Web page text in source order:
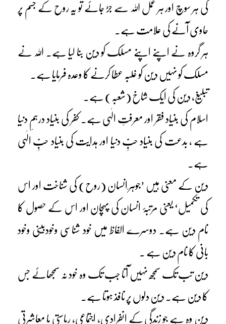
کی ہر سوچ اور ہر عمل اللہ سے جڑ جائے تو یہ روح کے جسم پر
حاوی آنے کی علامت ہے۔
ہر گروہ نے اپنے اپنے مسلک کو دین بنا لیا ہے۔ اللہ نے
مسلک کو نہیں دین کو غلبہ عطا کرنے کا وعدہ فرمایا ہے۔
تبلیغ، دین کی ایک شاخ (شعبہ) ہے۔
اسلام کی بنیاد فقر اور معرفتِ الٰہی ہے۔ کفر کی بنیاد درہمِ دنیا
ہے ، بدعت کی بنیاد حبِّ دنیا اور ہدایت کی بنیاد حبِّ الٰہی
ہے۔
دین کے معنی ہیں ’جوہر ِانسان (روح) کی شناخت اور اس
کی تکمیل‘ یعنی مرتبۂ انسان کی پہچان اور اس کے حصول کا
نام دین ہے۔ دوسرے الفاظ میں خود شناسی وخودبینی وخود
بانی کا نام دین ہے ۔
دین تب تک سمجھ نہیں آتا جب تک وہ خود نہ سمجھائے جس
کا دین ہے۔ دین دلوں پر نافذ ہوتا ہے۔
دین وہ ہے جو زندگی کے انفرادی، اجتماعی، ریاستی یا معاشرتی